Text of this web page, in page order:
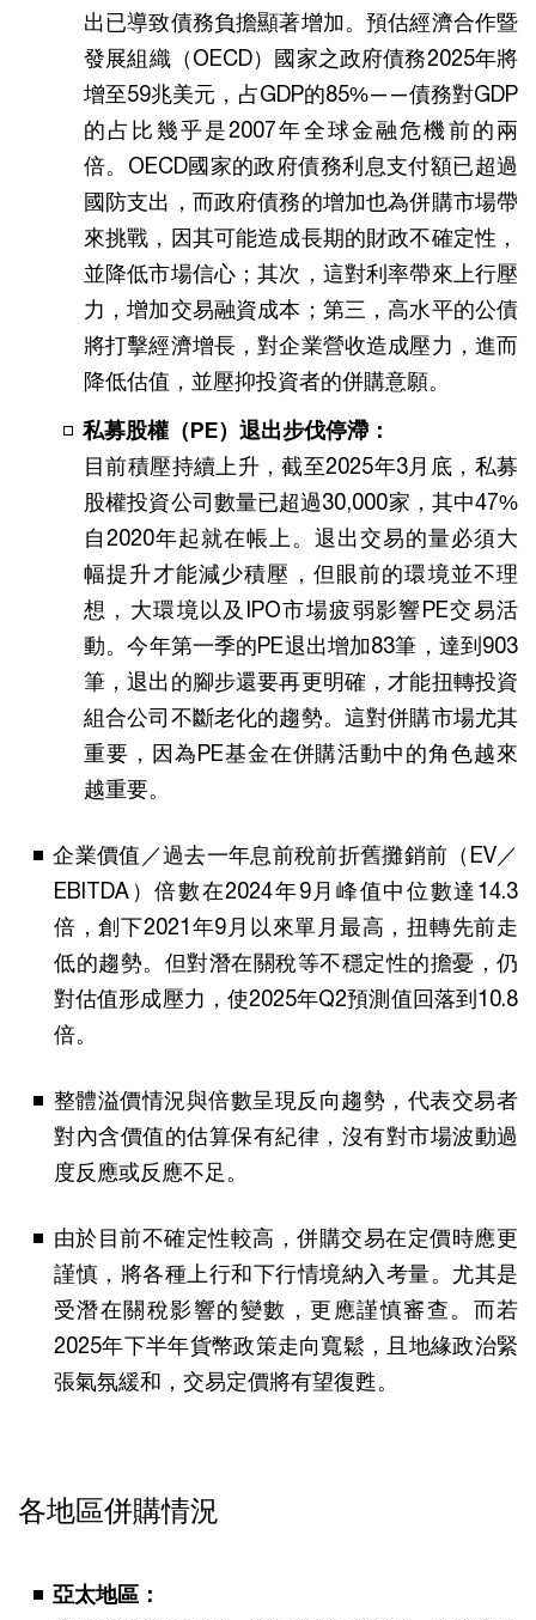
出已導致債務負擔顯著增加。預估經濟合作暨
發展組織（OECD）國家之政府債務2025年將
增至59兆美元，占GDP的85%——債務對GDP
的占比幾乎是2007年全球金融危機前的兩
倍。OECD國家的政府債務利息支付額已超過
國防支出，而政府債務的增加也為併購市場帶
來挑戰，因其可能造成長期的財政不確定性，
並降低市場信心；其次，這對利率帶來上行壓
力，增加交易融資成本；第三，高水平的公債
將打擊經濟增長，對企業營收造成壓力，進而
降低估值，並壓抑投資者的併購意願。
私募股權（PE）退出步伐停滯：
目前積壓持續上升，截至2025年3月底，私募
股權投資公司數量已超過30,000家，其中47%
自2020年起就在帳上。退出交易的量必須大
幅提升才能減少積壓，但眼前的環境並不理
想，大環境以及IPO市場疲弱影響PE交易活
動。今年第一季的PE退出增加83筆，達到903
筆，退出的腳步還要再更明確，才能扭轉投資
組合公司不斷老化的趨勢。這對併購市場尤其
重要，因為PE基金在併購活動中的角色越來
越重要。
企業價值／過去一年息前稅前折舊攤銷前（EV／
EBITDA）倍數在2024年9月峰值中位數達14.3
倍，創下2021年9月以來單月最高，扭轉先前走
低的趨勢。但對潛在關稅等不穩定性的擔憂，仍
對估值形成壓力，使2025年Q2預測值回落到10.8
倍。
整體溢價情況與倍數呈現反向趨勢，代表交易者
對內含價值的估算保有紀律，沒有對市場波動過
度反應或反應不足。
由於目前不確定性較高，併購交易在定價時應更
謹慎，將各種上行和下行情境納入考量。尤其是
受潛在關稅影響的變數，更應謹慎審查。而若
2025年下半年貨幣政策走向寬鬆，且地緣政治緊
張氣氛緩和，交易定價將有望復甦。
各地區併購情況
亞太地區：